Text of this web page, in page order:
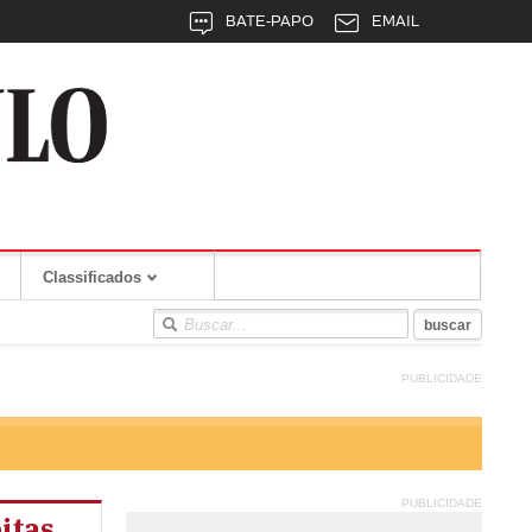
BATE-PAPO EMAIL
Classificados
PUBLICIDADE
PUBLICIDADE